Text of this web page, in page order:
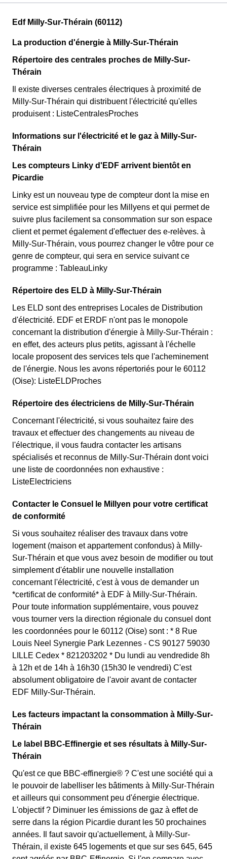
Edf Milly-Sur-Thérain (60112)
La production d'énergie à Milly-Sur-Thérain
Répertoire des centrales proches de Milly-Sur-
Thérain
Il existe diverses centrales électriques à proximité de
Milly-Sur-Thérain qui distribuent l'électricité qu'elles
produisent : ListeCentralesProches
Informations sur l'électricité et le gaz à Milly-Sur-
Thérain
Les compteurs Linky d'EDF arrivent bientôt en
Picardie
Linky est un nouveau type de compteur dont la mise en
service est simplifiée pour les Millyens et qui permet de
suivre plus facilement sa consommation sur son espace
client et permet également d'effectuer des e-relèves. à
Milly-Sur-Thérain, vous pourrez changer le vôtre pour ce
genre de compteur, qui sera en service suivant ce
programme : TableauLinky
Répertoire des ELD à Milly-Sur-Thérain
Les ELD sont des entreprises Locales de Distribution
d'électricité. EDF et ERDF n'ont pas le monopole
concernant la distribution d'énergie à Milly-Sur-Thérain :
en effet, des acteurs plus petits, agissant à l'échelle
locale proposent des services tels que l'acheminement
de l'énergie. Nous les avons répertoriés pour le 60112
(Oise): ListeELDProches
Répertoire des électriciens de Milly-Sur-Thérain
Concernant l'électricité, si vous souhaitez faire des
travaux et effectuer des changements au niveau de
l'électrique, il vous faudra contacter les artisans
spécialisés et reconnus de Milly-Sur-Thérain dont voici
une liste de coordonnées non exhaustive :
ListeElectriciens
Contacter le Consuel le Millyen pour votre certificat
de conformité
Si vous souhaitez réaliser des travaux dans votre
logement (maison et appartement confondus) à Milly-
Sur-Thérain et que vous avez besoin de modifier ou tout
simplement d'établir une nouvelle installation
concernant l'électricité, c'est à vous de demander un
*certificat de conformité* à EDF à Milly-Sur-Thérain.
Pour toute information supplémentaire, vous pouvez
vous tourner vers la direction régionale du consuel dont
les coordonnées pour le 60112 (Oise) sont : * 8 Rue
Louis Neel Synergie Park Lezennes - CS 90127 59030
LILLE Cedex * 821203202 * Du lundi au vendredide 8h
à 12h et de 14h à 16h30 (15h30 le vendredi) C'est
absolument obligatoire de l'avoir avant de contacter
EDF Milly-Sur-Thérain.
Les facteurs impactant la consommation à Milly-Sur-
Thérain
Le label BBC-Effinergie et ses résultats à Milly-Sur-
Thérain
Qu'est ce que BBC-effinergie® ? C'est une société qui a
le pouvoir de labelliser les bâtiments à Milly-Sur-Thérain
et ailleurs qui consomment peu d'énergie électrique.
L'objectif ? Diminuer les émissions de gaz à effet de
serre dans la région Picardie durant les 50 prochaines
années. Il faut savoir qu'actuellement, à Milly-Sur-
Thérain, il existe 645 logements et que sur ses 645, 645